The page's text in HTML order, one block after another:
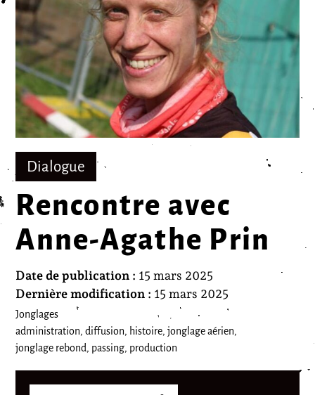
Dialogue
Rencontre avec
Anne-Agathe Prin
Date de publication : 15 mars 2025
Dernière modification : 15 mars 2025
Jonglages
administration diffusion histoire jonglage aérien
jonglage rebond
passing production